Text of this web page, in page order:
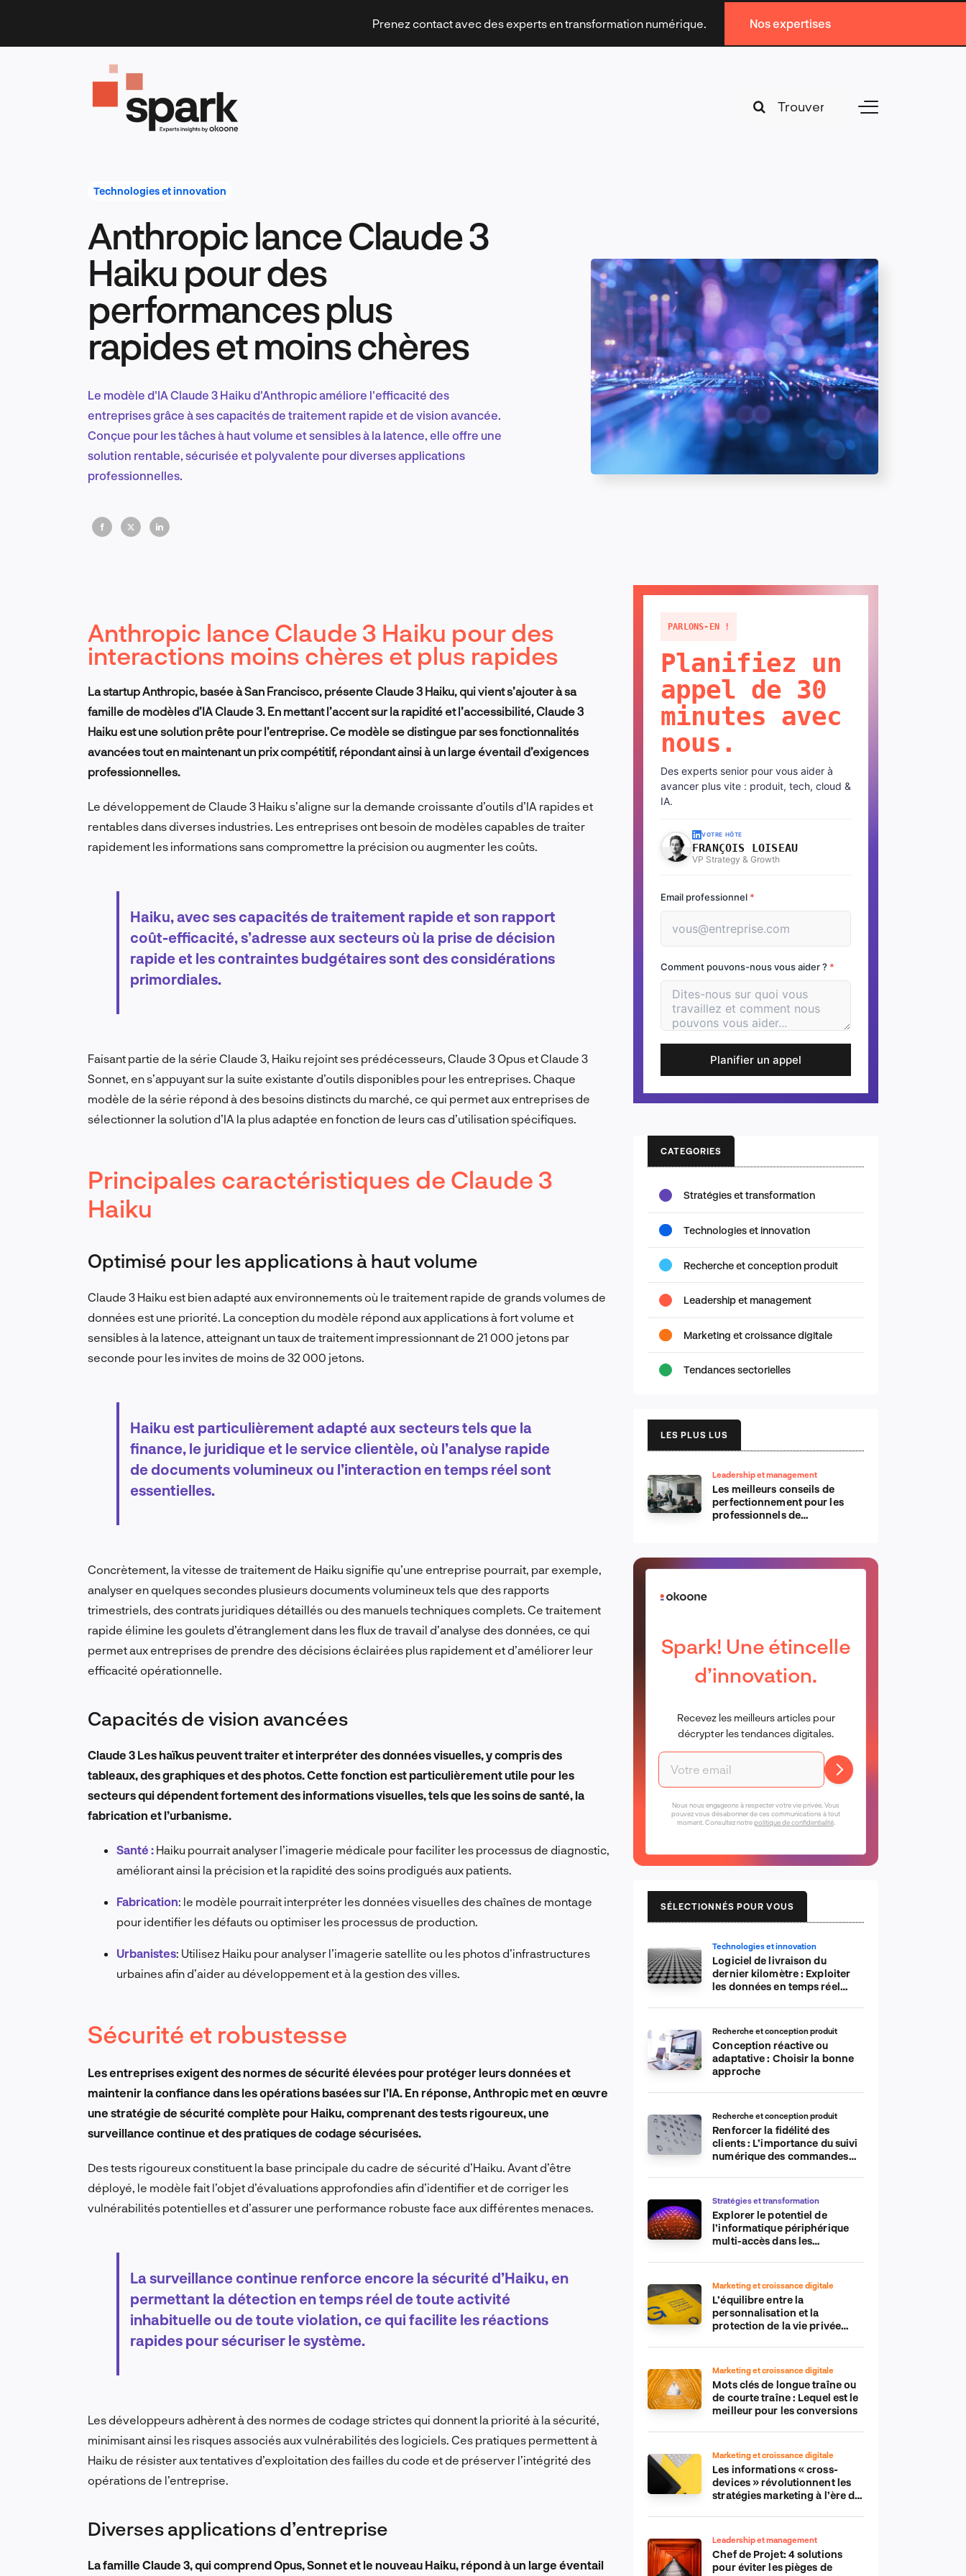
content
Prenez contact avec des experts en transformation numérique. Nos expertises
Toggle
Technologies et innovation
Leadership et management
Recherche et conception produit
FR
Technologies et innovation
Anthropic lance Claude 3
Haiku pour des
performances plus
rapides et moins chères
Le modèle d'IA Claude 3 Haiku d'Anthropic améliore l'efficacité des
entreprises grâce à ses capacités de traitement rapide et de vision avancée.
Conçue pour les tâches à haut volume et sensibles à la latence, elle offre une
solution rentable, sécurisée et polyvalente pour diverses applications
professionnelles.
Anthropic lance Claude 3 Haiku pour des
interactions moins chères et plus rapides
La startup Anthropic, basée à San Francisco, présente Claude 3 Haiku, qui vient s’ajouter à sa
famille de modèles d’IA Claude 3. En mettant l’accent sur la rapidité et l’accessibilité, Claude 3
Haiku est une solution prête pour l’entreprise. Ce modèle se distingue par ses fonctionnalités
avancées tout en maintenant un prix compétitif, répondant ainsi à un large éventail d’exigences
professionnelles.
Le développement de Claude 3 Haiku s’aligne sur la demande croissante d’outils d’IA rapides et
rentables dans diverses industries. Les entreprises ont besoin de modèles capables de traiter
rapidement les informations sans compromettre la précision ou augmenter les coûts.
Haiku, avec ses capacités de traitement rapide et son rapport
coût-efficacité, s’adresse aux secteurs où la prise de décision
rapide et les contraintes budgétaires sont des considérations
primordiales.
Faisant partie de la série Claude 3, Haiku rejoint ses prédécesseurs, Claude 3 Opus et Claude 3
Sonnet, en s’appuyant sur la suite existante d’outils disponibles pour les entreprises. Chaque
modèle de la série répond à des besoins distincts du marché, ce qui permet aux entreprises de
sélectionner la solution d’IA la plus adaptée en fonction de leurs cas d’utilisation spécifiques.
Principales caractéristiques de Claude 3
Haiku
Optimisé pour les applications à haut volume
Claude 3 Haiku est bien adapté aux environnements où le traitement rapide de grands volumes de
données est une priorité. La conception du modèle répond aux applications à fort volume et
sensibles à la latence, atteignant un taux de traitement impressionnant de 21 000 jetons par
seconde pour les invites de moins de 32 000 jetons.
Haiku est particulièrement adapté aux secteurs tels que la
finance, le juridique et le service clientèle, où l’analyse rapide
de documents volumineux ou l’interaction en temps réel sont
essentielles.
Concrètement, la vitesse de traitement de Haiku signifie qu’une entreprise pourrait, par exemple,
analyser en quelques secondes plusieurs documents volumineux tels que des rapports
trimestriels, des contrats juridiques détaillés ou des manuels techniques complets. Ce traitement
rapide élimine les goulets d’étranglement dans les flux de travail d’analyse des données, ce qui
permet aux entreprises de prendre des décisions éclairées plus rapidement et d’améliorer leur
efficacité opérationnelle.
Capacités de vision avancées
Claude 3 Les haïkus peuvent traiter et interpréter des données visuelles, y compris des
tableaux, des graphiques et des photos. Cette fonction est particulièrement utile pour les
secteurs qui dépendent fortement des informations visuelles, tels que les soins de santé, la
fabrication et l’urbanisme.
Santé : Haiku pourrait analyser l’imagerie médicale pour faciliter les processus de diagnostic,
améliorant ainsi la précision et la rapidité des soins prodigués aux patients.
Fabrication: le modèle pourrait interpréter les données visuelles des chaînes de montage
pour identifier les défauts ou optimiser les processus de production.
Urbanistes: Utilisez Haiku pour analyser l’imagerie satellite ou les photos d’infrastructures
urbaines afin d’aider au développement et à la gestion des villes.
Sécurité et robustesse
Les entreprises exigent des normes de sécurité élevées pour protéger leurs données et
maintenir la confiance dans les opérations basées sur l’IA. En réponse, Anthropic met en œuvre
une stratégie de sécurité complète pour Haiku, comprenant des tests rigoureux, une
surveillance continue et des pratiques de codage sécurisées.
Des tests rigoureux constituent la base principale du cadre de sécurité d’Haiku. Avant d’être
déployé, le modèle fait l’objet d’évaluations approfondies afin d’identifier et de corriger les
vulnérabilités potentielles et d’assurer une performance robuste face aux différentes menaces.
La surveillance continue renforce encore la sécurité d’Haiku, en
permettant la détection en temps réel de toute activité
inhabituelle ou de toute violation, ce qui facilite les réactions
rapides pour sécuriser le système.
Les développeurs adhèrent à des normes de codage strictes qui donnent la priorité à la sécurité,
minimisant ainsi les risques associés aux vulnérabilités des logiciels. Ces pratiques permettent à
Haiku de résister aux tentatives d’exploitation des failles du code et de préserver l’intégrité des
opérations de l’entreprise.
Diverses applications d’entreprise
La famille Claude 3, qui comprend Opus, Sonnet et le nouveau Haiku, répond à un large éventail
PARLONS-EN !
Planifiez un
appel de 30
minutes avec
nous.
Des experts senior pour vous aider à
avancer plus vite : produit, tech, cloud &
IA.
VOTRE HÔTE
FRANÇOIS LOISEAU
VP Strategy & Growth
Email professionnel *
Comment pouvons-nous vous aider ? *
Planifier un appel
CATEGORIES
Stratégies et transformation
Technologies et innovation
Recherche et conception produit
Leadership et management
Marketing et croissance digitale
Tendances sectorielles
LES PLUS LUS
Leadership et management
Les meilleurs conseils de
perfectionnement pour les
professionnels de
Spark! Une étincelle
d’innovation.
Recevez les meilleurs articles pour
décrypter les tendances digitales.
Nous nous engageons à respecter votre vie privée. Vous
pouvez vous désabonner de ces communications à tout
moment. Consultez notrepolitique de confidentialité.
SÉLECTIONNÉS POUR VOUS
Technologies et innovation
Logiciel de livraison du
dernier kilomètre : Exploiter
les données en temps réel
Recherche et conception produit
Conception réactive ou
adaptative : Choisir la bonne
approche
Recherche et conception produit
Renforcer la fidélité des
clients : L’importance du suivi
numérique des commandes
commerce électronique
Stratégies et transformation
Explorer le potentiel de
l’informatique périphérique
multi-accès dans les
Marketing et croissance digitale
L’équilibre entre la
personnalisation et la
protection de la vie privée
Marketing et croissance digitale
Mots clés de longue traîne ou
de courte traîne : Lequel est le
meilleur pour les conversions
Marketing et croissance digitale
Les informations « cross-
devices » révolutionnent les
stratégies marketing à l’ère du
Leadership et management
Chef de Projet: 4 solutions
pour éviter les pièges de